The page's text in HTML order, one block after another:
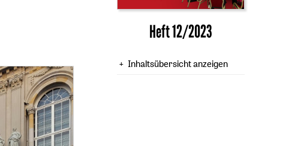
Heft 12/2023
Inhaltsübersicht anzeigen